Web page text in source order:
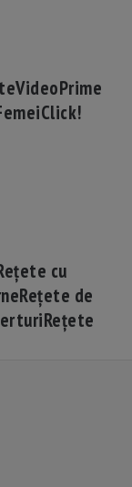
VideoPrime
Click!
cu
Rețete de
Rețete